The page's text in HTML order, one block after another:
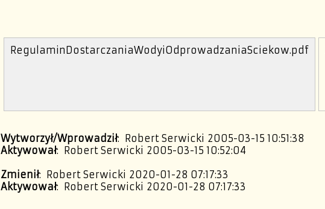
RegulaminDostarczaniaWodyiOdprowadzaniaSciekow.pdf
Wytworzył/Wprowadził: Robert Serwicki 2005-03-15 10:51:38
Aktywował: Robert Serwicki 2005-03-15 10:52:04
Zmienił: Robert Serwicki 2020-01-28 07:17:33
Aktywował: Robert Serwicki 2020-01-28 07:17:33